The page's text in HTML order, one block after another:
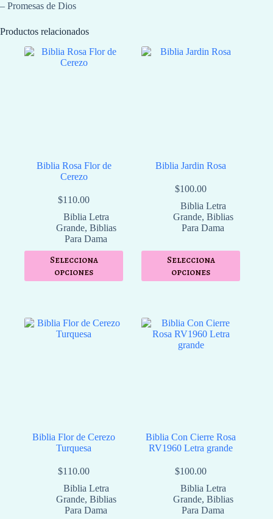
– Promesas de Dios
Productos relacionados
Biblia Rosa Flor de
Cerezo
$110.00
Biblia Letra
Grande, Biblias
Para Dama
Selecciona
opciones
Biblia Jardin Rosa
$100.00
Biblia Letra
Grande, Biblias
Para Dama
Selecciona
opciones
Biblia Flor de Cerezo
Turquesa
$110.00
Biblia Letra
Grande, Biblias
Para Dama
Biblia Con Cierre Rosa
RV1960 Letra grande
$100.00
Biblia Letra
Grande, Biblias
Para Dama